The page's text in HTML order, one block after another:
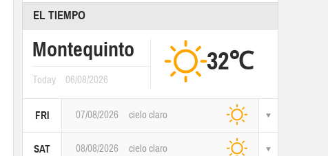
EL TIEMPO
Montequinto
Today 06/08/2026
32℃
FRI 07/08/2026 cielo claro
SAT 08/08/2026 cielo claro